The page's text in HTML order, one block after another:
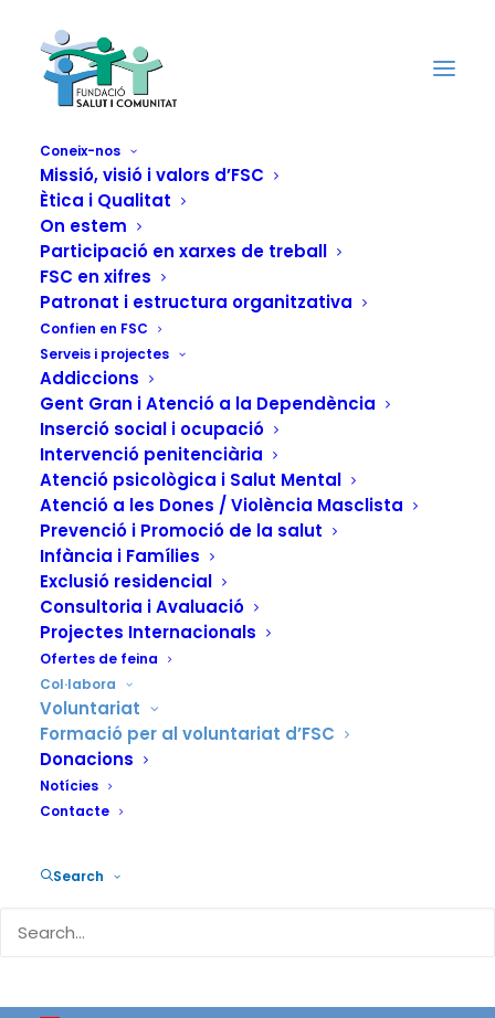
Coneix-nos
Missió, visió i valors d’FSC
Ètica i Qualitat
On estem
Participació en xarxes de treball
FSC en xifres
Patronat i estructura organitzativa
Confien en FSC
Serveis i projectes
Addiccions
Gent Gran i Atenció a la Dependència
Inserció social i ocupació
Intervenció penitenciària
Atenció psicològica i Salut Mental
Atenció a les Dones / Violència Masclista
Prevenció i Promoció de la salut
Infància i Famílies
Exclusió residencial
Consultoria i Avaluació
Projectes Internacionals
Ofertes de feina
Col·labora
Voluntariat
Formació per al voluntariat d’FSC
Donacions
Notícies
Contacte
Search
Formació per
al voluntariat de FSC
Una peça clau de la nostra tasca
Aquest espai destinat a
laformació inicial del voluntariat
de FSCés possible gràcies al
suport del
Socials, Consum i Agenda 2030
la Vicepresidència i la Conselleria
d'Igualtat i Polítiques Inclusives
de la Generalitat Valenciana.
també per a totes aquelles que ja estan col·laborant i